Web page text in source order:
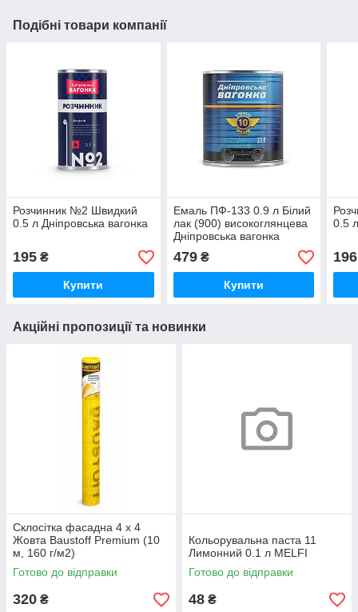
Подібні товари компанії
Розчинник №2 Швидкий
0.5 л Дніпровська вагонка
195 ₴
Купити
Емаль ПФ-133 0.9 л Білий
лак (900) високоглянцева
Дніпровська вагонка
479₴
Купити
0.5
196
Акційні пропозиції та новинки
Склосітка фасадна 4 х 4
Жовта Baustoff Premium (10
м, 160 г/м2)
Готово до відправки
320 ₴
Кольорувальна паста 11
Лимонний 0.1 л MELFI
Готово до відправки
48 ₴